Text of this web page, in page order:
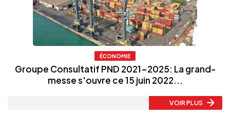
ÉCONOMIE
Groupe Consultatif PND 2021-2025: La grand-
messe s'ouvre ce 15 juin 2022...
VOIR PLUS